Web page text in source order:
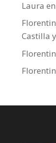
Laura en
Castilla